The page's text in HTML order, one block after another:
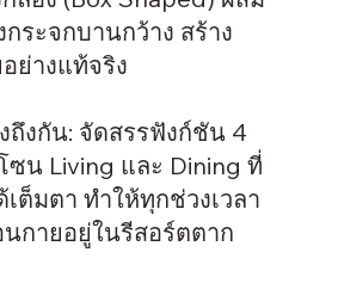
ระจกบานกว้าง สร้าง
ย่างแท้จริง
ถึงกัน: จัดสรรฟังก์ชัน 4
ซน Living และ Dining ที่
ต็มตา ทำให้ทุกช่วงเวลา
กายอยู่ในรีสอร์ตตาก